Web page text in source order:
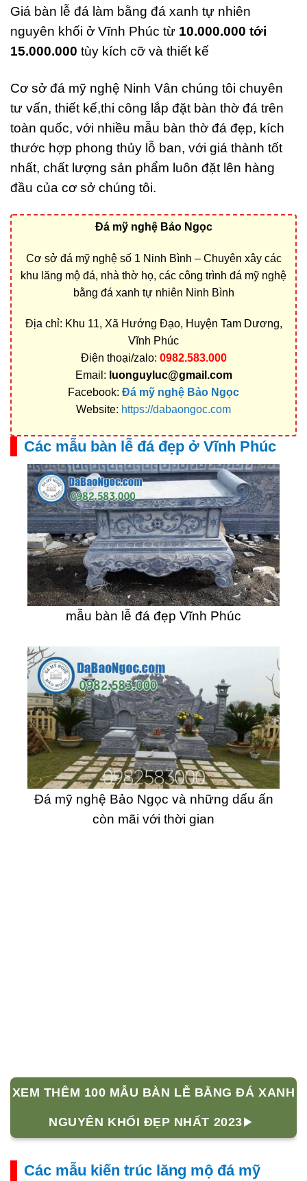
Giá bàn lễ đá làm bằng đá xanh tự nhiên
nguyên khối ở Vĩnh Phúc từ 10.000.000 tới
15.000.000 tùy kích cỡ và thiết kế
Cơ sở đá mỹ nghệ Ninh Vân chúng tôi chuyên
tư vấn, thiết kế,thi công lắp đặt bàn thờ đá trên
toàn quốc, với nhiều mẫu bàn thờ đá đẹp, kích
thước hợp phong thủy lỗ ban, với giá thành tốt
nhất, chất lượng sản phẩm luôn đặt lên hàng
đầu của cơ sở chúng tôi.
Đá mỹ nghệ Bảo Ngọc
Cơ sở đá mỹ nghệ số 1 Ninh Bình – Chuyên xây các
khu lăng mộ đá, nhà thờ họ, các công trình đá mỹ nghệ
bằng đá xanh tự nhiên Ninh Bình
Địa chỉ: Khu 11, Xã Hướng Đạo, Huyện Tam Dương,
Vĩnh Phúc
Điện thoại/zalo: 0982.583.000
Email: luonguyluc@gmail.com
Facebook: Đá mỹ nghệ Bảo Ngọc
Website: https://dabaongoc.com
Các mẫu bàn lễ đá đẹp ở Vĩnh Phúc
mẫu bàn lễ đá đẹp Vĩnh Phúc
Đá mỹ nghệ Bảo Ngọc và những dấu ấn
còn mãi với thời gian
XEM THÊM 100 MẪU BÀN LỄ BẰNG ĐÁ XANH
NGUYÊN KHỐI ĐẸP NHẤT 2023
Các mẫu kiến trúc lăng mộ đá mỹ